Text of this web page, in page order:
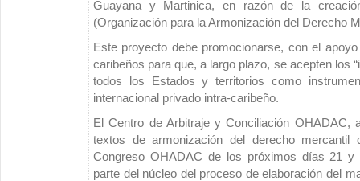
Guayana y Martinica, en razón de la
(Organización para la Armonización del Derecho
Este proyecto debe promocionarse, con el
caribeños para que, a largo plazo, se acepten los
todos los Estados y territorios como
internacional privado intra-caribeño.
El Centro de Arbitraje y Conciliación OHADAC,
textos de armonización del derecho mercantil
Congreso OHADAC de los próximos días 21 y
parte del núcleo del proceso de elaboración del